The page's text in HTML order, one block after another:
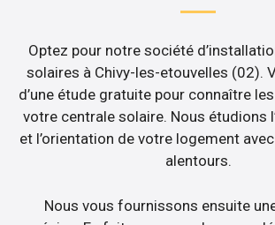
Optez pour notre société
solaires à Chivy-les-etouvelles (02).
d’une étude gratuite pour connaître
votre centrale solaire. Nous étudions
et l’orientation de votre logement
alentours.
Nous vous fournissons ensuite